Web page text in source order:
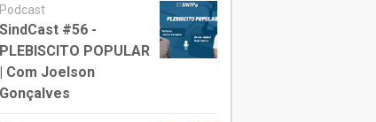
Podcast
SindCast #56 -
PLEBISCITO POPULAR
| Com Joelson
Gonçalves